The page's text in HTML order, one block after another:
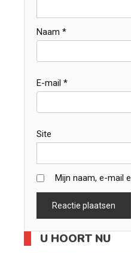
Naam *
E-mail *
Site
Mijn naam, e-mail
U HOORT NU